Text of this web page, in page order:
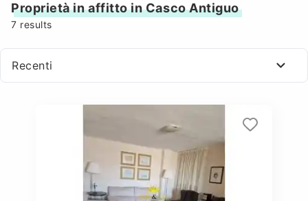
Proprietà in affitto in Casco Antiguo
7 results
Recenti